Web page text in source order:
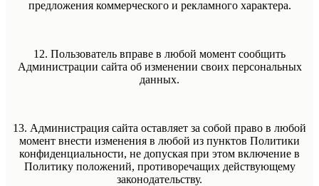
предложения коммерческого и рекламного характера.
12. Пользователь вправе в любой момент сообщить
Администрации сайта об изменении своих персональных
данных.
13. Администрация сайта оставляет за собой право в любой
момент внести изменения в любой из пунктов Политики
конфиденциальности, не допуская при этом включение в
Политику положений, противоречащих действующему
законодательству.